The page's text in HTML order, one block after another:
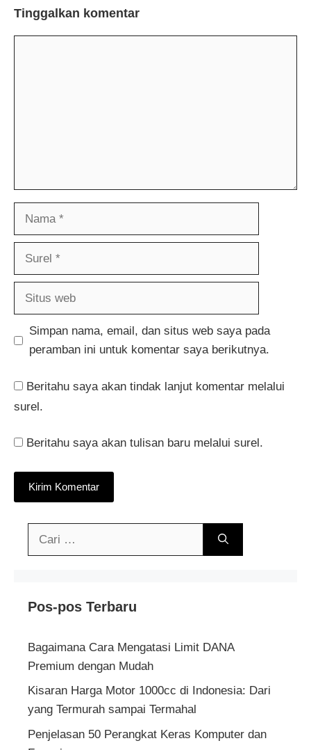
Tinggalkan komentar
Nama
Surel
Situs
Simpan nama, email, dan situs web saya pada
peramban ini untuk komentar saya berikutnya.
Beritahu saya akan tindak lanjut komentar melalui
surel.
Beritahu saya akan tulisan baru melalui surel.
Pos-pos Terbaru
Bagaimana Cara Mengatasi Limit DANA
Premium dengan Mudah
Kisaran Harga Motor 1000cc di Indonesia: Dari
yang Termurah sampai Termahal
Penjelasan 50 Perangkat Keras Komputer dan